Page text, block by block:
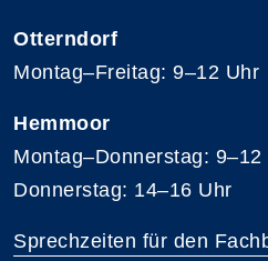
Otterndorf
Montag–Freitag: 9–12 Uhr
Hemmoor
Montag–Donnerstag: 9–12
Donnerstag: 14–16 Uhr
Sprechzeiten für den